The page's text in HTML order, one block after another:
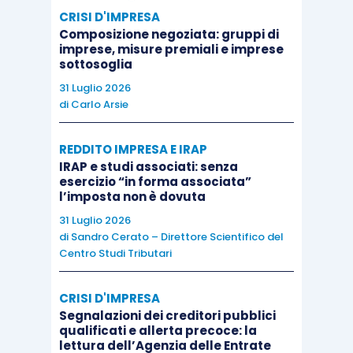
profilo di inerenza del costo
delle Entrate, dopo aver richiamato alcuni principi
di ordine generale tratti dalla prassi e da una
parte di giurisprudenza citata, si sofferma
piano dell’onere probatorio
nel caso di specie, lasocietà non avrebbe
“prodotto unsupporto documentale idoneo
dimostrare che l’uscita di denaro
all’acquisto dei bitcoin e il successivo trasferimento
remunerazione di un fattore della produzione
prestazioni che gli hacker si sarebbero impegnati ad
Perciò, ilcosto non sarebbe deducibile
CRISI D'IMPRESA
Composizione negoziata: gruppi di
imprese, misure premiali e imprese
sottosoglia
31 Luglio 2026
di Carlo Arsie
REDDITO IMPRESA E IRAP
IRAP e studi associati: senza
esercizio “in forma associata”
l’imposta non è dovuta
31 Luglio 2026
di Sandro Cerato – Direttore Scientifico del
Centro Studi Tributari
CRISI D'IMPRESA
Segnalazioni dei creditori pubblici
qualificati e allerta precoce: la
lettura dell’Agenzia delle Entrate